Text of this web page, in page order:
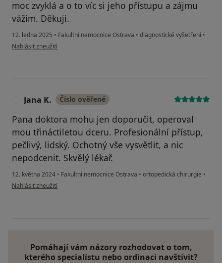
moc zvyklá a o to víc si jeho přístupu a zájmu
vážím. Děkuji.
12. ledna 2025 • Fakultní nemocnice Ostrava • diagnostické vyšetření •
podle názoru uživatele Dagmar Z.
Nahlásit zneužití
Jana K. Číslo ověřené
Pana doktora mohu jen doporučit, operoval
mou třináctiletou dceru. Profesionální přístup,
pečlivý, lidský. Ochotný vše vysvětlit, a nic
nepodcenit. Skvělý lékař.
12. května 2024 • Fakultní nemocnice Ostrava • ortopedická chirurgie •
podle názoru uživatele Jana K.
Nahlásit zneužití
Pomáhají vám názory rozhodovat o tom,
kterého specialistu nebo ordinaci navštívit?